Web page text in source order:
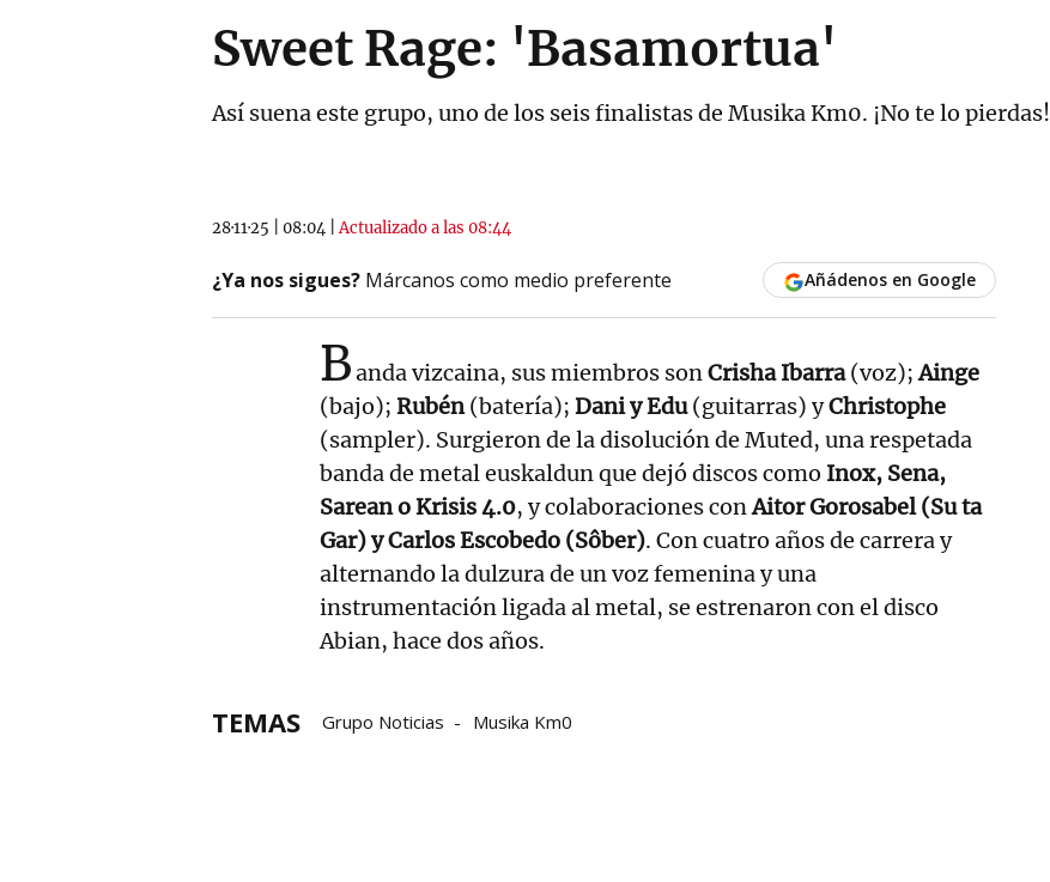
Sweet Rage: 'Basamortua'
Así suena este grupo, uno de los seis finalistas de Musika Km0. ¡No te lo pierdas!
28·11·25 08:04 |Actualizado a las 08:44
¿Ya nos sigues? Márcanos como medio preferente Añádenos en Google
Banda vizcaina, sus miembros sonCrisha Ibarra(voz);Ainge
(bajo); Rubén(batería); Dani y Edu(guitarras) yChristophe
(sampler). Surgieron de la disolución de Muted, una respetada
banda de metal euskaldun que dejó discos como Inox, Sena,
Sarean o Krisis 4.0, y colaboraciones conAitor Gorosabel (Su ta
Gar) y Carlos Escobedo (Sôber). Con cuatro años de carrera y
alternando la dulzura de un voz femenina y una
instrumentación ligada al metal, se estrenaron con el disco
Abian, hace dos años.
TEMAS Grupo Noticias Musika Km0